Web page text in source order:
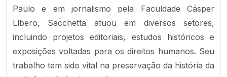
Paulo e em jornalismo pela Faculdade Cásper
Líbero, Sacchetta atuou em diversos setores,
incluindo projetos editoriais, estudos históricos e
exposições voltadas para os direitos humanos. Seu
trabalho tem sido vital na preservação da história da